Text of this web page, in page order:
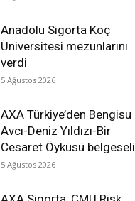
Anadolu Sigorta Koç
Üniversitesi mezunlarını
verdi
5 Ağustos 2026
AXA Türkiye’den Bengisu
Avcı-Deniz Yıldızı-Bir
Cesaret Öyküsü belgeseli
5 Ağustos 2026